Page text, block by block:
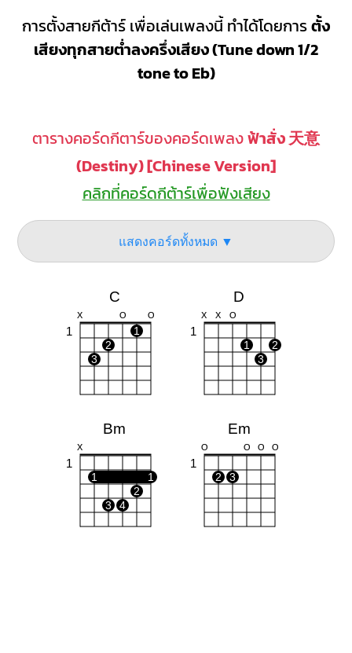
การตั้งสายกีต้าร์ เพื่อเล่นเพลงนี้ ทำได้โดยการตั้ง
เสียงทุกสายต่ำลงครึ่งเสียง (Tune down 1/2
tone to Eb)
ตารางคอร์ดกีตาร์ของคอร์ดเพลงฟ้าสั่ง 天意
(Destiny) [Chinese Version]
คลิกที่คอร์ดกีต้าร์เพื่อฟังเสียง
แสดงคอร์ดทั้งหมด ▼
C
X O O
1
1
2
3
D
X X O
1
1
2
3
Bm
X
1
1
1
2
3
4
Em
O O O O
1
2 3